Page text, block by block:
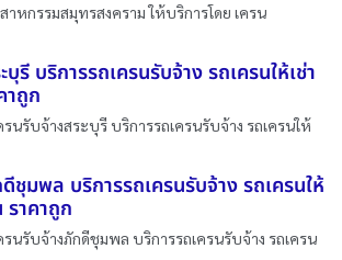
าหกรรมสมุทรสงคราม ให้บริการโดย เครน
รี บริการรถเครนรับจ้าง รถเครนให้เช่า
าถูก
รนรับจ้างสระบุรี บริการรถเครนรับจ้าง รถเครนให้
ชุมพล บริการรถเครนรับจ้าง รถเครนให้
ราคาถูก
รนรับจ้างภักดีชุมพล บริการรถเครนรับจ้าง รถเครน